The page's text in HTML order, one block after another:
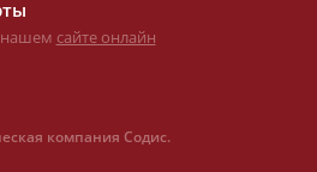
сайте онлайн
компания Содис.